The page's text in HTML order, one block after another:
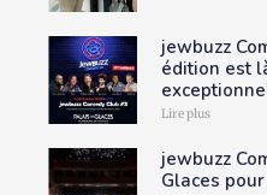
jewbuzz
édition est
Lire plus
jewbuzz
Glaces